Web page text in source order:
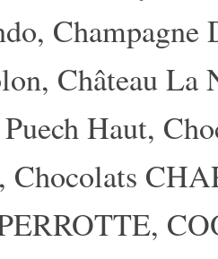
, Champagne
, Château La
Haut,
, Chocolats
,